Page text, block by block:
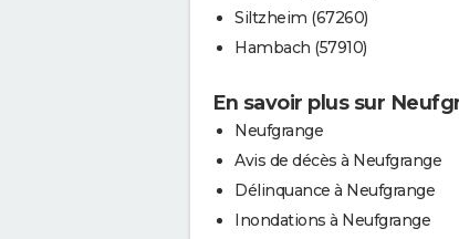
Siltzheim (67260)
Hambach (57910)
En savoir plus sur
Neufgrange
Avis de décès à Neufgrange
Délinquance à Neufgrange
Inondations à Neufgrange